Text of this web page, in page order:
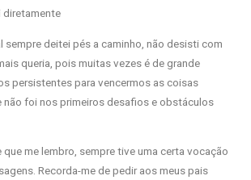
sempre deitei pés a caminho, não desisti com
queria, pois muitas vezes é de grande
persistentes para vencermos as coisas
não foi nos primeiros desafios e obstáculos
que me lembro, sempre tive uma certa vocação
Recorda-me de pedir aos meus pais